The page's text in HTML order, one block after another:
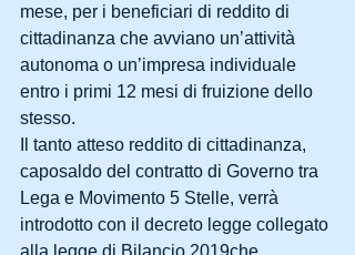
mese, per i beneficiari di reddito di
cittadinanza che avviano un’attività
autonoma o un’impresa individuale
entro i primi 12 mesi di fruizione dello
stesso.
Il tanto atteso reddito di cittadinanza,
caposaldo del contratto di Governo tra
Lega e Movimento 5 Stelle, verrà
introdotto con il decreto legge collegato
alla legge di Bilancio 2019che